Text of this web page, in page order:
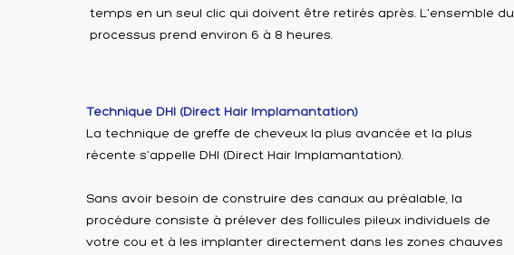
temps en un seul clic qui doivent être retirés après. L'ensemble du
processus prend environ 6 à 8 heures.
Technique DHI (Direct Hair Implamantation)
La technique de greffe de cheveux la plus avancée et la plus
récente s'appelle DHI (Direct Hair Implamantation).
Sans avoir besoin de construire des canaux au préalable, la
procédure consiste à prélever des follicules pileux individuels de
votre cou et à les implanter directement dans les zones chauves